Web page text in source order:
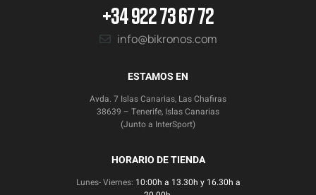
+34 922 73 67 72
info@bikronos.com
ESTAMOS EN
Avda. 7 Islas Canarias, Las Chafiras
38639 – Tenerife, Islas Canarias
(Junto a InterSport)
HORARIO DE TIENDA
Lunes- Viernes: 10:00h a 13.30h y 16.30h a